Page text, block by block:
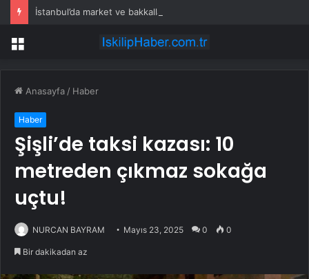
Menü
Anasayfa / Haber
Haber
Şişli’de taksi kazası: 10
metreden çıkmaz sokağa
uçtu!
NURCAN BAYRAM Mayıs 23, 2025 0 0
Bir dakikadan az